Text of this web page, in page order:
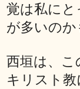
覚は私に
が多いのか
西垣は、こ
キリスト